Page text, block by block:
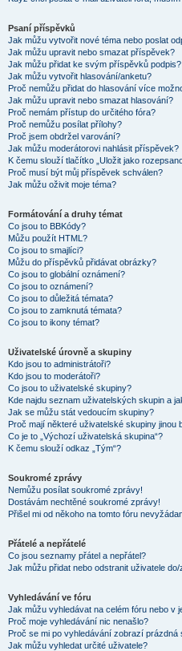
Psaní příspěvků
Jak můžu vytvořit nové téma nebo poslat
Jak můžu upravit nebo smazat příspěvek?
Jak můžu přidat ke svým příspěvků podpis?
Jak můžu vytvořit hlasování/anketu?
Proč nemůžu přidat do hlasování více
Jak můžu upravit nebo smazat hlasování?
Proč nemám přístup do určitého fóra?
Proč nemůžu posílat přílohy?
Proč jsem obdržel varování?
Jak můžu moderátorovi nahlásit příspěvek?
K čemu slouží tlačítko „Uložit jako
Proč musí být můj příspěvek schválen?
Jak můžu oživit moje téma?
Formátování a druhy témat
Co jsou to BBKódy?
Můžu použít HTML?
Co jsou to smajlíci?
Můžu do příspěvků přidávat obrázky?
Co jsou to globální oznámení?
Co jsou to oznámení?
Co jsou to důležitá témata?
Co jsou to zamknutá témata?
Co jsou to ikony témat?
Uživatelské úrovně a skupiny
Kdo jsou to administrátoři?
Kdo jsou to moderátoři?
Co jsou to uživatelské skupiny?
Kde najdu seznam uživatelských skupin a
Jak se můžu stát vedoucím skupiny?
Proč mají některé uživatelské skupiny jinou
Co je to „Výchozí uživatelská skupina“?
K čemu slouží odkaz „Tým“?
Soukromé zprávy
Nemůžu posílat soukromé zprávy!
Dostávám nechtěné soukromé zprávy!
Přišel mi od někoho na tomto fóru
Přátelé a nepřátelé
Co jsou seznamy přátel a nepřátel?
Jak můžu přidat nebo odstranit uživatele
Vyhledávání ve fóru
Jak můžu vyhledávat na celém fóru nebo v
Proč moje vyhledávání nic nenašlo?
Proč se mi po vyhledávání zobrazí prázdná
Jak můžu vyhledat určité uživatele?